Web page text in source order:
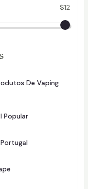
$12
De Vaping
6
P
D
U
S
Popular